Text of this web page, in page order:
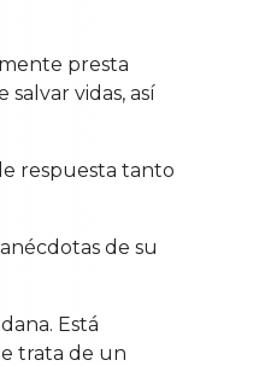
presta
vidas, así
respuesta tanto
de su
Está
trata de un